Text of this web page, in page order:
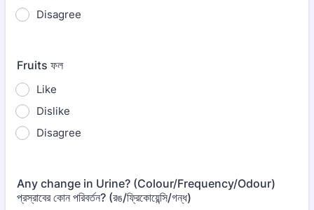
Disagree
Fruits ফল
Like
Dislike
Disagree
Any change in Urine? (Colour/Frequency/Odour)
প্রস্রাবের কোন পরিবর্তন? (রঙ/ফ্রিকোয়েন্সি/গন্ধ)